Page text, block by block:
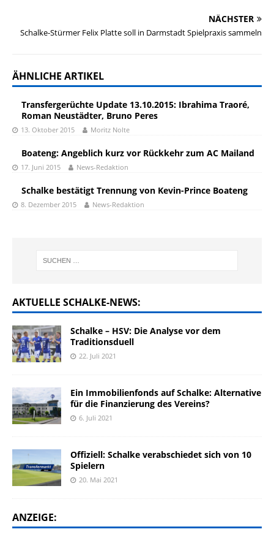
NÄCHSTER
Schalke-Stürmer Felix Platte soll in Darmstadt Spielpraxis sammeln
ÄHNLICHE ARTIKEL
Transfergerüchte Update 13.10.2015: Ibrahima Traoré,
Roman Neustädter, Bruno Peres
13. Oktober 2015 Moritz Nolte
Boateng: Angeblich kurz vor Rückkehr zum AC Mailand
17. Juni 2015 News-Redaktion
Schalke bestätigt Trennung von Kevin-Prince Boateng
8. Dezember 2015 News-Redaktion
AKTUELLE SCHALKE-NEWS:
Schalke – HSV: Die Analyse vor dem
Traditionsduell
22. Juli 2021
Ein Immobilienfonds auf Schalke: Alternative
für die Finanzierung des Vereins?
6. Juli 2021
Offiziell: Schalke verabschiedet sich von 10
Spielern
20. Mai 2021
ANZEIGE: